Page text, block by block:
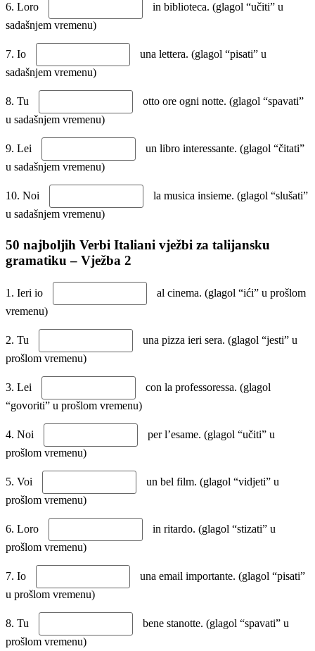
6. Loro
in biblioteca. (glagol “učiti” u
sadašnjem vremenu)
7. Io
una lettera. (glagol “pisati” u
sadašnjem vremenu)
8. Tu
otto ore ogni notte. (glagol “spavati”
u sadašnjem vremenu)
9. Lei
un libro interessante. (glagol “čitati”
u sadašnjem vremenu)
10. Noi
la musica insieme. (glagol “slušati”
u sadašnjem vremenu)
50 najboljih Verbi Italiani vježbi za talijansku
gramatiku – Vježba 2
1. Ieri io
al cinema. (glagol “ići” u prošlom
vremenu)
2. Tu
una pizza ieri sera. (glagol “jesti” u
prošlom vremenu)
3. Lei
con la professoressa. (glagol
“govoriti” u prošlom vremenu)
4. Noi
per l’esame. (glagol “učiti” u
prošlom vremenu)
5. Voi
un bel film. (glagol “vidjeti” u
prošlom vremenu)
6. Loro
in ritardo. (glagol “stizati” u
prošlom vremenu)
7. Io
una email importante. (glagol “pisati”
u prošlom vremenu)
8. Tu
bene stanotte. (glagol “spavati” u
prošlom vremenu)